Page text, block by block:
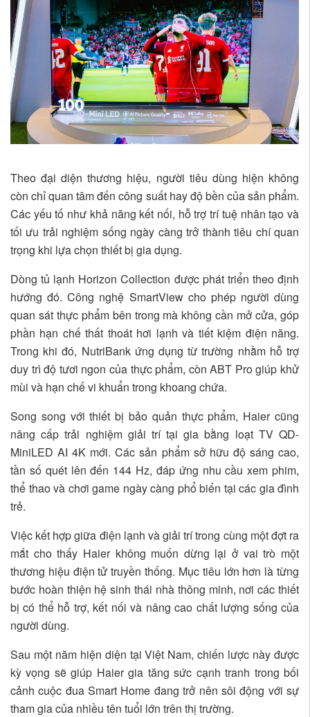
Theo đại diện thương hiệu, người tiêu dùng hiện không
còn chỉ quan tâm đến công suất hay độ bền của sản phẩm.
Các yếu tố như khả năng kết nối, hỗ trợ trí tuệ nhân tạo và
tối ưu trải nghiệm sống ngày càng trở thành tiêu chí quan
trọng khi lựa chọn thiết bị gia dụng.
Dòng tủ lạnh Horizon Collection được phát triển theo định
hướng đó. Công nghệ SmartView cho phép người dùng
quan sát thực phẩm bên trong mà không cần mở cửa, góp
phần hạn chế thất thoát hơi lạnh và tiết kiệm điện năng.
Trong khi đó, NutriBank ứng dụng từ trường nhằm hỗ trợ
duy trì độ tươi ngon của thực phẩm, còn ABT Pro giúp khử
mùi và hạn chế vi khuẩn trong khoang chứa.
Song song với thiết bị bảo quản thực phẩm, Haier cũng
nâng cấp trải nghiệm giải trí tại gia bằng loạt TV QD-
MiniLED AI 4K mới. Các sản phẩm sở hữu độ sáng cao,
tần số quét lên đến 144 Hz, đáp ứng nhu cầu xem phim,
thể thao và chơi game ngày càng phổ biến tại các gia đình
trẻ.
Việc kết hợp giữa điện lạnh và giải trí trong cùng một đợt ra
mắt cho thấy Haier không muốn dừng lại ở vai trò một
thương hiệu điện tử truyền thống. Mục tiêu lớn hơn là từng
bước hoàn thiện hệ sinh thái nhà thông minh, nơi các thiết
bị có thể hỗ trợ, kết nối và nâng cao chất lượng sống của
người dùng.
Sau một năm hiện diện tại Việt Nam, chiến lược này được
kỳ vọng sẽ giúp Haier gia tăng sức cạnh tranh trong bối
cảnh cuộc đua Smart Home đang trở nên sôi động với sự
tham gia của nhiều tên tuổi lớn trên thị trường.